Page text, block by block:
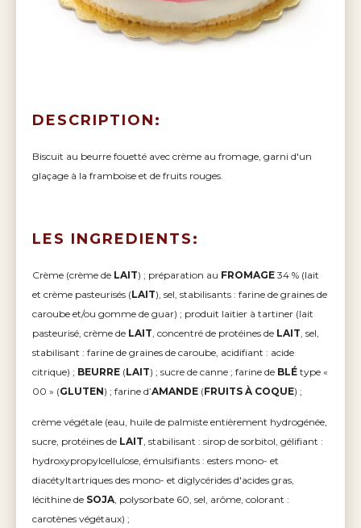
DESCRIPTION:
Biscuit au beurre fouetté avec crème au fromage, garni d'un
glaçage à la framboise et de fruits rouges.
LES INGREDIENTS:
Crème (crème de LAIT) ; préparation au FROMAGE 34 % (lait
et crème pasteurisés (LAIT), sel, stabilisants : farine de graines de
caroube et/ou gomme de guar) ; produit laitier à tartiner (lait
pasteurisé, crème de LAIT , concentré de protéines de LAIT , sel,
stabilisant : farine de graines de caroube, acidifiant : acide
citrique) ; BEURRE (LAIT) ; sucre de canne ; farine de BLÉ type «
00 » (GLUTEN) ; farine d’AMANDE (FRUITS À COQUE) ;
crème végétale (eau, huile de palmiste entièrement hydrogénée,
sucre, protéines de LAIT, stabilisant : sirop de sorbitol, gélifiant :
hydroxypropylcellulose, émulsifiants : esters mono- et
diacétyltartriques des mono- et diglycérides d'acides gras,
lécithine de SOJA, polysorbate 60, sel, arôme, colorant :
carotènes végétaux) ;